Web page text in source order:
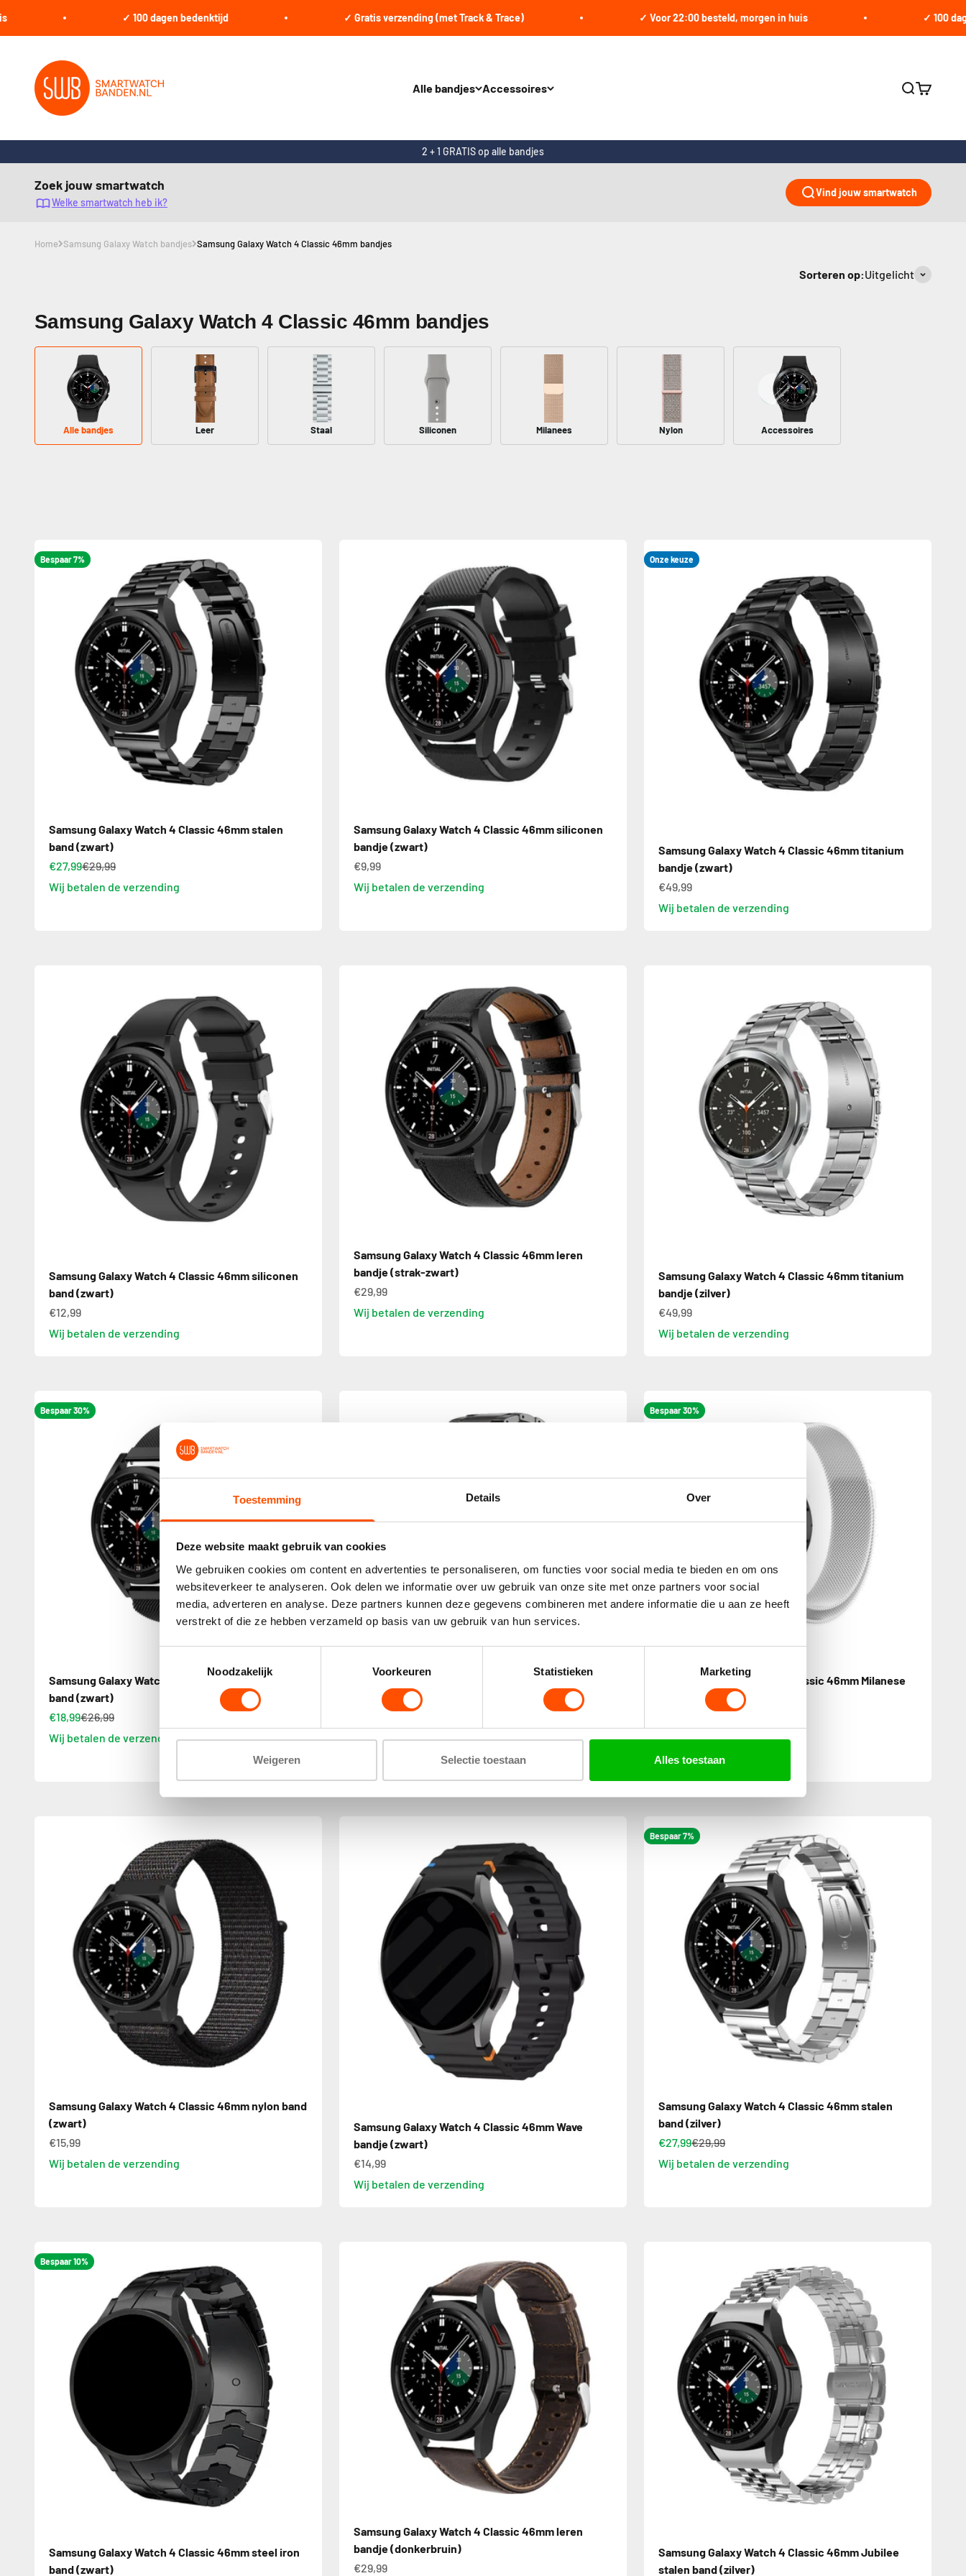
Toestemming Details Over
Deze website maakt gebruik van cookies
We gebruiken cookies om content en advertenties te personaliseren, om functies voor social media te bieden en om ons
websiteverkeer te analyseren. Ook delen we informatie over uw gebruik van onze site met onze partners voor social
media, adverteren en analyse. Deze partners kunnen deze gegevens combineren met andere informatie die u aan ze heeft
verstrekt of die ze hebben verzameld op basis van uw gebruik van hun services.
Noodzakelijk
Voorkeuren Statistieken Marketing
Weigeren Selectie toestaan Alles toestaan
✓ 100 dagen bedenktijd ✓ Gratis verzending (met Track & Trace) ✓ Voor 22:00 besteld, morgen in huis ✓ 100 dagen
Alle bandjes Accessoires
smartwatchbanden.nl
Zoeken
2 + 1 GRATIS op alle bandjes
Zoek jouw smartwatch
Welke smartwatch heb ik?
Vind jouw smartwatch
Home Samsung Galaxy Watch bandjes Samsung Galaxy Watch 4 Classic 46mm bandjes
Sorteren op:Uitgelicht
Samsung Galaxy Watch 4 Classic 46mm bandjes
Alle bandjes Leer Staal Siliconen Milanees Nylon Accessoires
Bespaar 7%
Samsung Galaxy Watch 4 Classic 46mm stalen
band (zwart)
€27,99€29,99
Wij betalen de verzending
Samsung Galaxy Watch 4 Classic 46mm siliconen
bandje (zwart)
€9,99
Wij betalen de verzending
Onze keuze
Samsung Galaxy Watch 4 Classic 46mm titanium
bandje (zwart)
€49,99
Wij betalen de verzending
Samsung Galaxy Watch 4 Classic 46mm siliconen
band (zwart)
€12,99
Wij betalen de verzending
Samsung Galaxy Watch 4 Classic 46mm leren
bandje (strak-zwart)
€29,99
Wij betalen de verzending
Samsung Galaxy Watch 4 Classic 46mm titanium
bandje (zilver)
€49,99
Wij betalen de verzending
Bespaar 30%
Samsung Galaxy Watch 4 Classic 46mm Milanese
band (zwart)
€18,99€26,99
Wij betalen de verzending
Samsung Galaxy Watch 4 Classic 46mm titanium
€49,99
Wij betalen de verzending
Bespaar 30%
Samsung Galaxy Watch 4 Classic 46mm Milanese
band (zilver)
Wij betalen de verzending
Samsung Galaxy Watch 4 Classic 46mm nylon band
(zwart)
€15,99
Wij betalen de verzending
Samsung Galaxy Watch 4 Classic 46mm Wave
bandje (zwart)
€14,99
Wij betalen de verzending
Bespaar 7%
Samsung Galaxy Watch 4 Classic 46mm stalen
band (zilver)
€27,99€29,99
Wij betalen de verzending
Bespaar 10%
Samsung Galaxy Watch 4 Classic 46mm steel iron
band (zwart)
Samsung Galaxy Watch 4 Classic 46mm leren
bandje (donkerbruin)
€29,99
Samsung Galaxy Watch 4 Classic 46mm Jubilee
stalen band (zilver)